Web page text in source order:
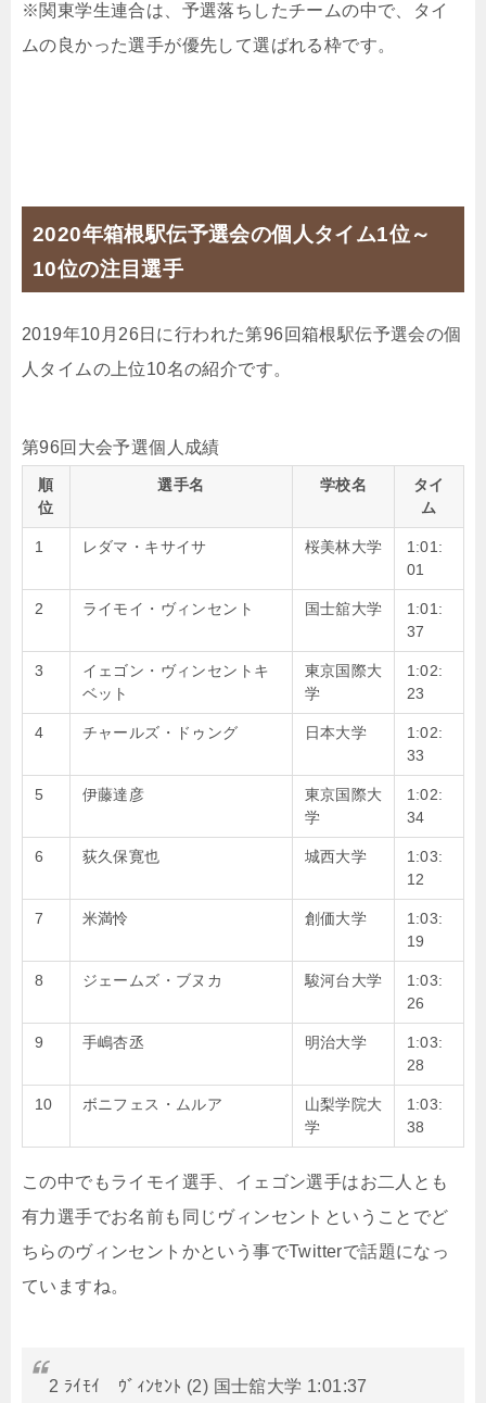
※関東学生連合は、予選落ちしたチームの中で、タイ
ムの良かった選手が優先して選ばれる枠です。
2020年箱根駅伝予選会の個人タイム1位～
10位の注目選手
2019年10月26日に行われた第96回箱根駅伝予選会の個
人タイムの上位10名の紹介です。
第96回大会予選個人成績
順
位
選手名 学校名
タイ
ム
1 レダマ・キサイサ 桜美林大学
1:01:
01
2 ライモイ・ヴィンセント 国士舘大学
1:01:
37
3
イェゴン・ヴィンセントキ
ベット
東京国際大
学
1:02:
23
4 チャールズ・ドゥング 日本大学
1:02:
33
5 伊藤達彦
東京国際大
学
1:02:
34
6 荻久保寛也 城西大学
1:03:
12
7 米満怜 創価大学
1:03:
19
8 ジェームズ・ブヌカ 駿河台大学
1:03:
26
9 手嶋杏丞 明治大学
1:03:
28
10 ボニフェス・ムルア
山梨学院大
学
1:03:
38
この中でもライモイ選手、イェゴン選手はお二人とも
有力選手でお名前も同じヴィンセントということでど
ちらのヴィンセントかという事でTwitterで話題になっ
ていますね。
2 ﾗｲﾓｲ ｳﾞｨﾝｾﾝﾄ (2) 国士舘大学 1:01:37